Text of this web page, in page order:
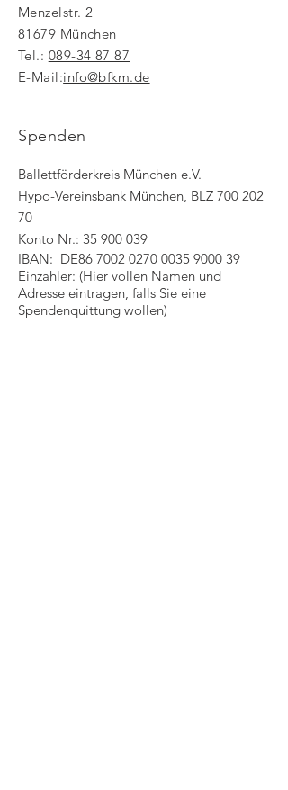
Menzelstr. 2
81679 München
Tel.: 089-34 87 87
E-Mail:info@bfkm.de
Spenden
Ballettförderkreis München e.V.
Hypo-Vereinsbank München, BLZ 700 202
70
Konto Nr.: 35 900 039
IBAN: DE86 7002 0270 0035 9000 39
Einzahler: (Hier vollen Namen und
Adresse eintragen, falls Sie eine
Spendenquittung wollen)